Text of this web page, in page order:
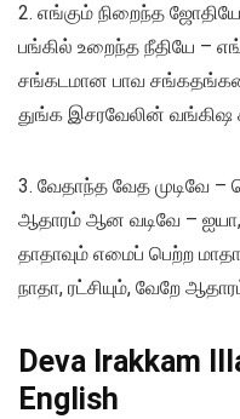
2. எங்கும் நிறைந்த
பங்கில் உறைந்த நீதியே –
சங்கடமான பாவ
துங்க இசரவேலின் வங்கிஷ
3. வேதாந்த வேத முடிவே –
ஆதாரம் ஆன வடிவே – ஐயா,
தாதாவும் எமைப் பெற்ற
நாதா, ரட்சியும், வேறே
Deva Irakkam
English